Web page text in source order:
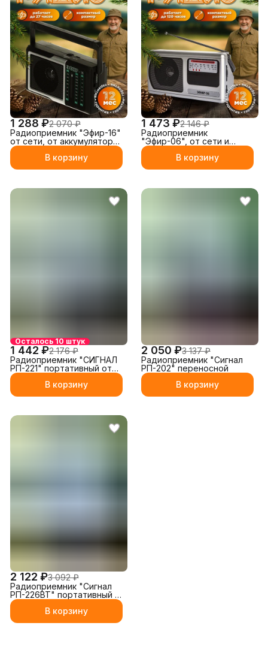
1 288 ₽2 070 ₽
Радиоприемник "Эфир-16"
от сети, от аккумулятора
и от батареек
В корзину
1 473 ₽2 146 ₽
Радиоприемник
"Эфир-06", от сети и
батареек
В корзину
Осталось 10 штук
1 442 ₽2 176 ₽
Радиоприемник "СИГНАЛ
РП-221" портативный от
сети / от аккумулятора
В корзину
2 050 ₽3 137 ₽
Радиоприемник "Сигнал
РП-202" переносной
В корзину
2 122 ₽3 092 ₽
Радиоприемник "Сигнал
РП-226BT" портативный с
Bluetooth
В корзину